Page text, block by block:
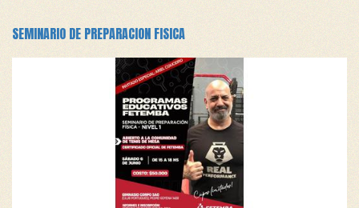
SEMINARIO DE PREPARACION FISICA